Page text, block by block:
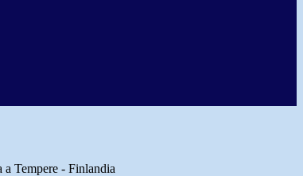
Tempere - Finlandia